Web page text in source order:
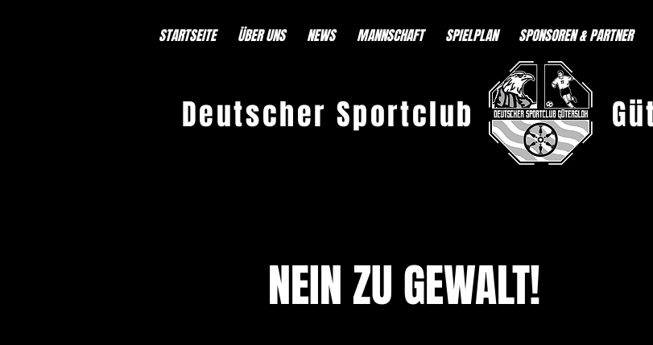
STARTSEITE ÜBER UNS NEWS MANNSCHAFT SPIELPLAN SPONSOREN & PARTNER
Deutscher Sportclub
NEIN ZU GEWALT!